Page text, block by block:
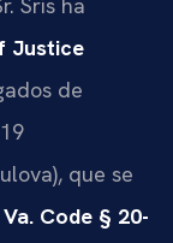
Sris ha
Justice
de
que se
Va. Code § 20-